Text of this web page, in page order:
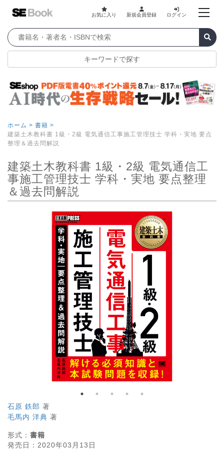
お気に入り 新規会員登録 ログイン
キーワードで探す
ホーム > 書籍 >
建築土木教科書 1級・2級 電気通信工事施工管理技士 学科・実地 要点
整理＆過去問解説
建築土木教科書 1級・2級 電気通信工
事施工管理技士 学科・実地 要点整理
＆過去問解説
石原 鉄郎 著
毛馬内 洋典 著
形式： 書籍
発売日： 2020年03月13日